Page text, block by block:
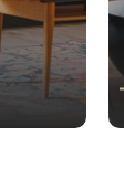
400